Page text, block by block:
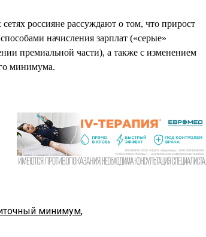
россияне рассуждают о том, что прирост
начисления зарплат («серые»
премиальной части), а также с изменением
минимума.
минимум,